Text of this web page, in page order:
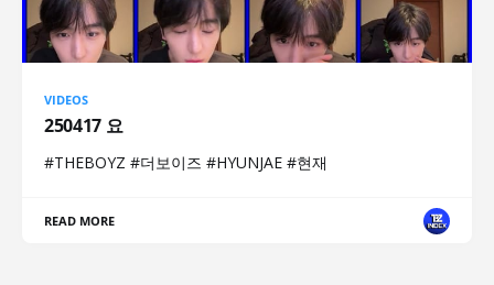
VIDEOS
250417 요
#THEBOYZ #더보이즈 #HYUNJAE #현재
READ MORE